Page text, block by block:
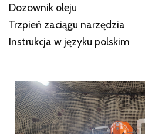
Dozownik oleju
Trzpień zaciągu narzędzia
Instrukcja w języku polskim